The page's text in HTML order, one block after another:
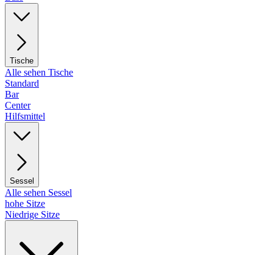
Tische
Alle sehen Tische
Standard
Bar
Center
Hilfsmittel
Sessel
Alle sehen Sessel
hohe Sitze
Niedrige Sitze